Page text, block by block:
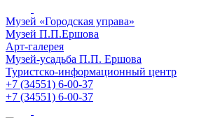
Музей «Городская управа»
Музей П.П.Ершова
Арт-галерея
Музей-усадьба П.П. Ершова
Туристско-информационный центр
+7 (34551) 6-00-37
+7 (34551) 6-00-37